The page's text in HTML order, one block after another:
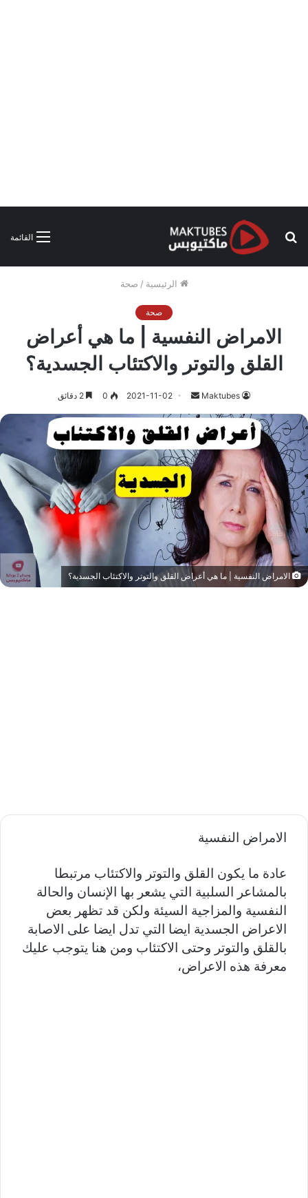
القائمة
بحث
الرئيسية / صحة
صحة
الامراض النفسية | ما هي أعراض
القلق والتوتر والاكتئاب الجسدية؟
Maktubes
أرسل
إلكترونيا
2021-11-02
0
الامراض النفسية | ما هي أعراض القلق والتوتر والاكتئاب الجسدية؟
الامراض النفسية
عادة ما يكون القلق والتوتر والاكتئاب مرتبطا
بالمشاعر السلبية التي يشعر بها الإنسان والحالة
النفسية والمزاجية السيئة ولكن قد تظهر بعض
الاعراض الجسدية ايضا التي تدل ايضا على الاصابة
بالقلق والتوتر وحتى الاكتئاب ومن هنا يتوجب عليك
معرفة هذه الاعراض،